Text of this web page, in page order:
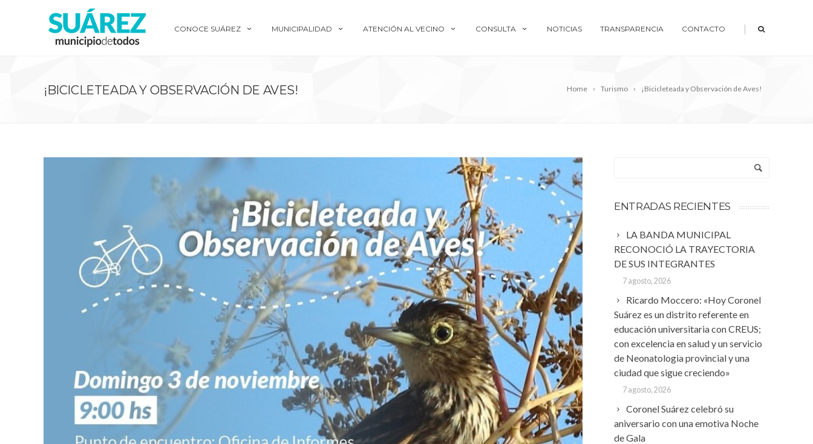
CONOCE SUÁREZ MUNICIPALIDAD ATENCIÓN AL VECINO CONSULTA NOTICIAS TRANSPARENCIA CONTACTO |
Home Turismo ¡Bicicleteada y Observación de Aves!
¡BICICLETEADA Y OBSERVACIÓN DE AVES!
ENTRADAS RECIENTES
LA BANDA MUNICIPAL
RECONOCIÓ LA TRAYECTORIA
DE SUS INTEGRANTES
7 agosto, 2026
Ricardo Moccero: «Hoy Coronel
Suárez es un distrito referente en
educación universitaria con CREUS;
con excelencia en salud y un servicio
de Neonatologia provincial y una
ciudad que sigue creciendo»
7 agosto, 2026
Coronel Suárez celebró su
aniversario con una emotiva Noche
de Gala